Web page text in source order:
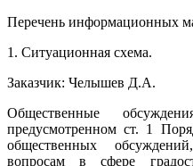
Перечень информационных
1. Ситуационная схема.
Заказчик: Челышев Д.А.
Общественные
предусмотренном ст. 1
общественных
вопросам в сфере